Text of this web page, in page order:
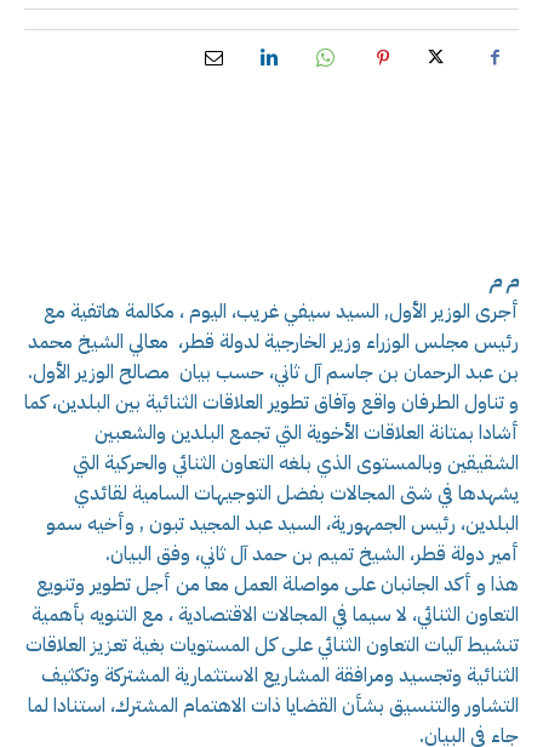
م م
أجرى الوزير الأول, السيد سيفي غريب، اليوم ، مكالمة هاتفية مع
رئيس مجلس الوزراء وزير الخارجية لدولة قطر، معالي الشيخ محمد
بن عبد الرحمان بن جاسم آل ثاني، حسب بيان مصالح الوزير الأول.
و تناول الطرفان واقع وآفاق تطوير العلاقات الثنائية بين البلدين، كما
أشادا بمتانة العلاقات الأخوية التي تجمع البلدين والشعبين
الشقيقين وبالمستوى الذي بلغه التعاون الثنائي والحركية التي
يشهدها في شتى المجالات بفضل التوجيهات السامية لقائدي
البلدين، رئيس الجمهورية، السيد عبد المجيد تبون , وأخيه سمو
أمير دولة قطر، الشيخ تميم بن حمد آل ثاني، وفق البيان.
هذا و أكد الجانبان على مواصلة العمل معا من أجل تطوير وتنويع
التعاون الثنائي، لا سيما في المجالات الاقتصادية ، مع التنويه بأهمية
تنشيط آليات التعاون الثنائي على كل المستويات بغية تعزيز العلاقات
الثنائية وتجسيد ومرافقة المشاريع الاستثمارية المشتركة وتكثيف
التشاور والتنسيق بشأن القضايا ذات الاهتمام المشترك، استنادا لما
جاء في البيان.